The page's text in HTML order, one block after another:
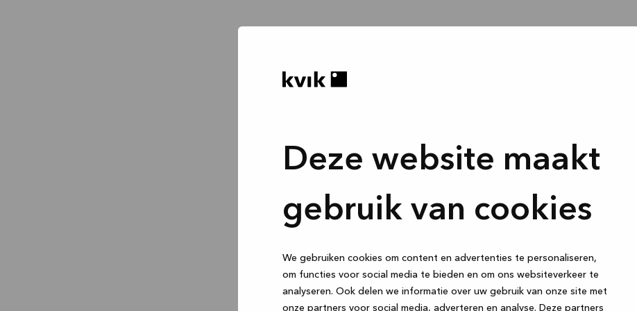
Deze website maakt
gebruik van cookies
We gebruiken cookies om content en advertenties te personaliseren,
om functies voor social media te bieden en om ons websiteverkeer te
analyseren. Ook delen we informatie over uw gebruik van onze site met
onze partners voor social media, adverteren en analyse. Deze partners